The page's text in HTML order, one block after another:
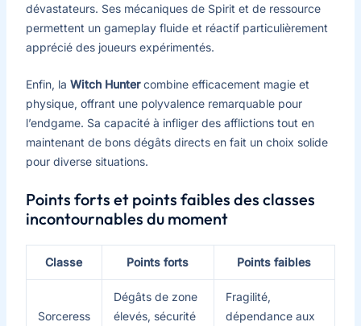
dévastateurs. Ses mécaniques de Spirit et de ressource
permettent un gameplay fluide et réactif particulièrement
apprécié des joueurs expérimentés.
Enfin, la Witch Huntercombine efficacement magie et
physique, offrant une polyvalence remarquable pour
l’endgame. Sa capacité à infliger des afflictions tout en
maintenant de bons dégâts directs en fait un choix solide
pour diverse situations.
Points forts et points faibles des classes
incontournables du moment
Classe Points forts Points faibles
Sorceress
Dégâts de zone
élevés, sécurité
Fragilité,
dépendance aux